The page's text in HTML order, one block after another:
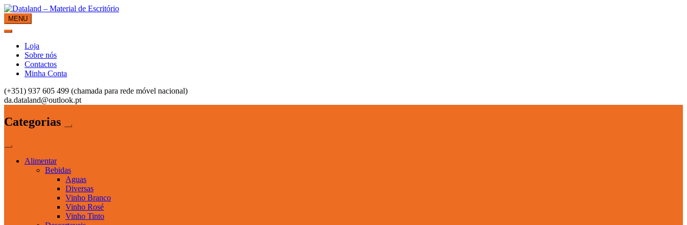
Skip
to
content
Dataland – Material de Escritório
Material de Escritório
MENU
Loja
Sobre nós
Contactos
Minha Conta
(+351) 937 605 499 (chamada para rede móvel nacional)
da.dataland@outlook.pt
Categorias
Alimentar
Bebidas
Aguas
Diversas
Vinho Branco
Vinho Rosé
Vinho Tinto